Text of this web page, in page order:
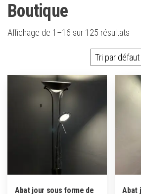
Boutique
Affichage de 1–16 sur 125 résultats
Abat jour sous forme de
Abat